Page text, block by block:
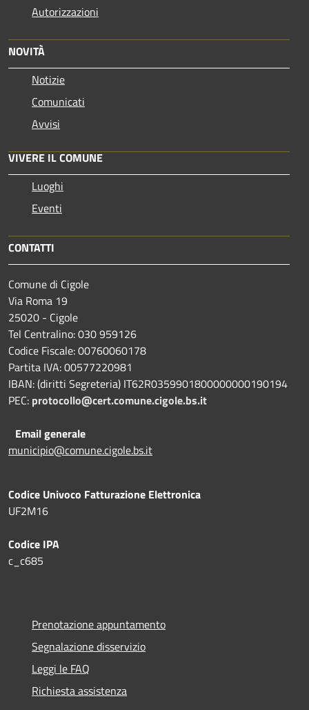
Autorizzazioni
NOVITÀ
Notizie
Comunicati
Avvisi
VIVERE IL COMUNE
Luoghi
Eventi
CONTATTI
Comune di Cigole
Via Roma 19
25020 - Cigole
Tel Centralino: 030 959126
Codice Fiscale: 00760060178
Partita IVA: 00577220981
IBAN: (diritti Segreteria) IT62R0359901800000000190194
PEC: protocollo@cert.comune.cigole.bs.it
Email generale
municipio@comune.cigole.bs.it
Codice Univoco Fatturazione Elettronica
UF2M16
Codice IPA
c_c685
Prenotazione appuntamento
Segnalazione disservizio
Leggi le FAQ
Richiesta assistenza